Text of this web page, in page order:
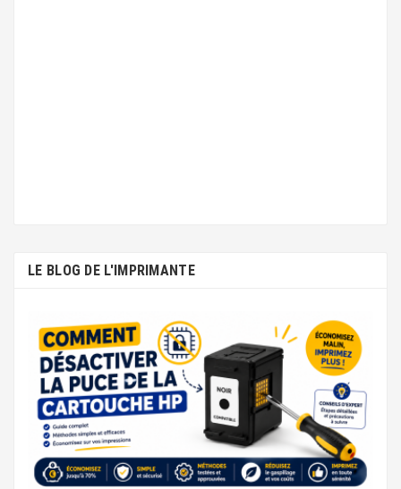
LE BLOG DE L'IMPRIMANTE